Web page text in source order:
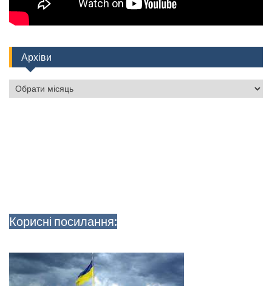
Архіви
Архіви
Корисні посилання: